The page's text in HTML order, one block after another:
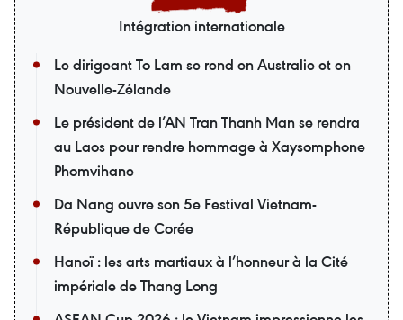
Intégration internationale
Le dirigeant To Lam se rend en Australie et en
Nouvelle-Zélande
Le président de l’AN Tran Thanh Man se rendra
au Laos pour rendre hommage à Xaysomphone
Phomvihane
Da Nang ouvre son 5e Festival Vietnam-
République de Corée
Hanoï : les arts martiaux à l’honneur à la Cité
impériale de Thang Long